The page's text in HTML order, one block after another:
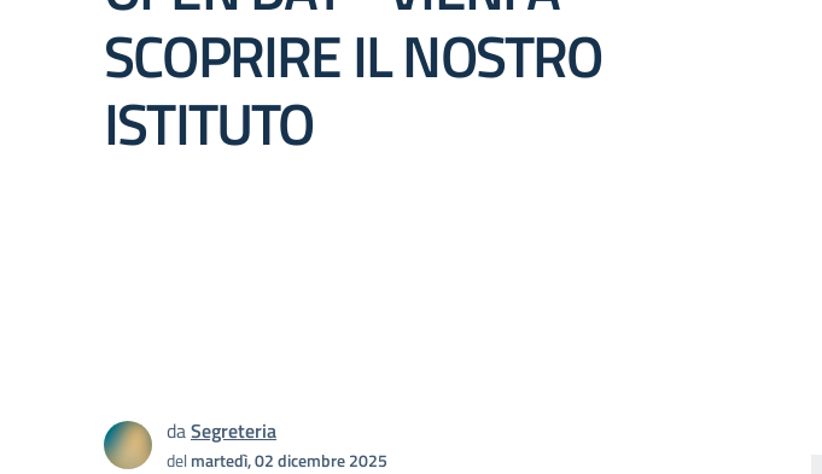
SCOPRIRE IL NOSTRO
ISTITUTO
daSegreteria
delmartedì, 02 dicembre 2025